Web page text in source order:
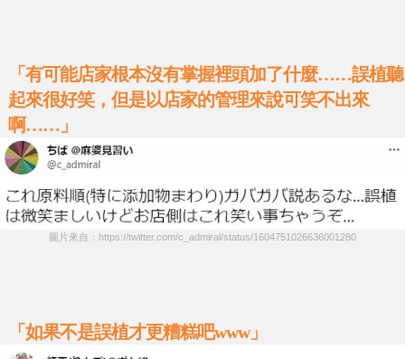
「有可能店家根本沒有掌握裡頭加了什麼……誤植聽
起來很好笑，但是以店家的管理來說可笑不出來
啊……」
圖片來自：https://twitter.com/c_admiral/status/1604751026636001280
「如果不是誤植才更糟糕吧www」